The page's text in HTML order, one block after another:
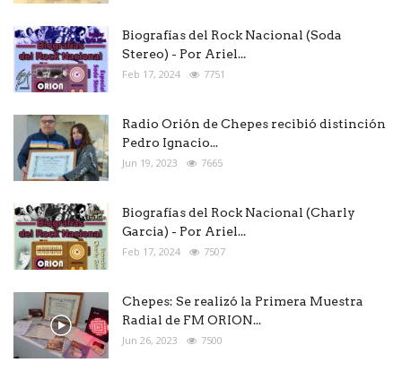
Biografías del Rock Nacional (Soda
Stereo) - Por Ariel...
Feb 17, 2024 7751
Radio Orión de Chepes recibió distinción
Pedro Ignacio...
Jun 19, 2023 7665
Biografías del Rock Nacional (Charly
Garcia) - Por Ariel...
Feb 17, 2024 7507
Chepes: Se realizó la Primera Muestra
Radial de FM ORION...
Jun 26, 2023 7500